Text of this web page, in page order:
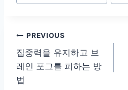
글
탐
색
PREVIOUS
집중력을 유지하고 브
레인 포그를 피하는 방
법